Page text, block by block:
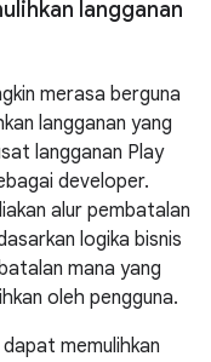
langganan
merasa berguna
langganan yang
langganan Play
developer.
alur pembatalan
logika bisnis
mana yang
oleh pengguna.
memulihkan